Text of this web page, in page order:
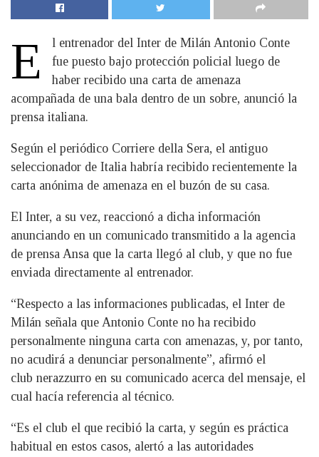
E
l entrenador del Inter de Milán Antonio Conte
fue puesto bajo protección policial luego de
haber recibido una carta de amenaza
acompañada de una bala dentro de un sobre, anunció la
prensa italiana.
Según el periódico Corriere della Sera, el antiguo
seleccionador de Italia habría recibido recientemente la
carta anónima de amenaza en el buzón de su casa.
El Inter, a su vez, reaccionó a dicha información
anunciando en un comunicado transmitido a la agencia
de prensa Ansa que la carta llegó al club, y que no fue
enviada directamente al entrenador.
“Respecto a las informaciones publicadas, el Inter de
Milán señala que Antonio Conte no ha recibido
personalmente ninguna carta con amenazas, y, por tanto,
no acudirá a denunciar personalmente”, afirmó el
club nerazzurro en su comunicado acerca del mensaje, el
cual hacía referencia al técnico.
“Es el club el que recibió la carta, y según es práctica
habitual en estos casos, alertó a las autoridades